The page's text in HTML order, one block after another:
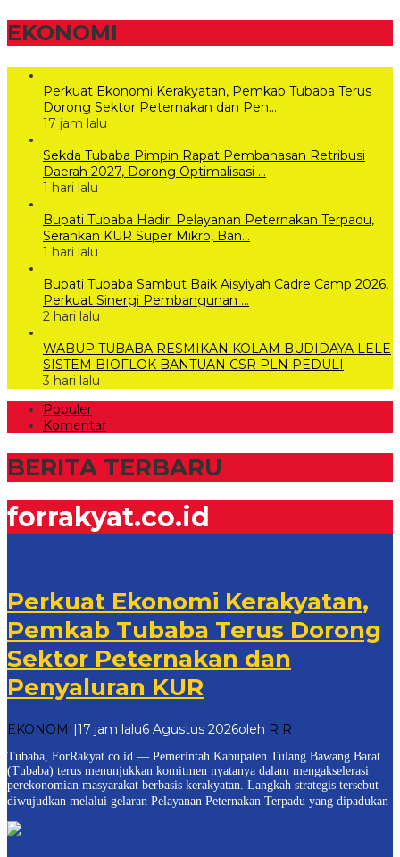
EKONOMI
Perkuat Ekonomi Kerakyatan, Pemkab Tubaba Terus
Dorong Sektor Peternakan dan Pen…
17 jam lalu
Sekda Tubaba Pimpin Rapat Pembahasan Retribusi
Daerah 2027, Dorong Optimalisasi …
1 hari lalu
Bupati Tubaba Hadiri Pelayanan Peternakan Terpadu,
Serahkan KUR Super Mikro, Ban…
1 hari lalu
Bupati Tubaba Sambut Baik Aisyiyah Cadre Camp 2026,
Perkuat Sinergi Pembangunan …
2 hari lalu
WABUP TUBABA RESMIKAN KOLAM BUDIDAYA LELE
SISTEM BIOFLOK BANTUAN CSR PLN PEDULI
3 hari lalu
Populer
Komentar
BERITA TERBARU
forrakyat.co.id
Perkuat Ekonomi Kerakyatan,
Pemkab Tubaba Terus Dorong
Sektor Peternakan dan
Penyaluran KUR
EKONOMI |17 jam lalu6 Agustus 2026oleh R R
Tubaba, ForRakyat.co.id — Pemerintah Kabupaten Tulang Bawang Barat
(Tubaba) terus menunjukkan komitmen nyatanya dalam mengakselerasi
perekonomian masyarakat berbasis kerakyatan. Langkah strategis tersebut
diwujudkan melalui gelaran Pelayanan Peternakan Terpadu yang dipadukan